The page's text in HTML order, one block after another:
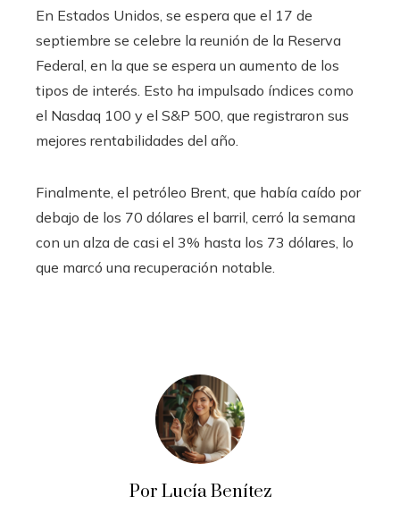
En Estados Unidos, se espera que el 17 de
septiembre se celebre la reunión de la Reserva
Federal, en la que se espera un aumento de los
tipos de interés. Esto ha impulsado índices como
el Nasdaq 100 y el S&P 500, que registraron sus
mejores rentabilidades del año.
Finalmente, el petróleo Brent, que había caído por
debajo de los 70 dólares el barril, cerró la semana
con un alza de casi el 3% hasta los 73 dólares, lo
que marcó una recuperación notable.
Por Lucía Benítez